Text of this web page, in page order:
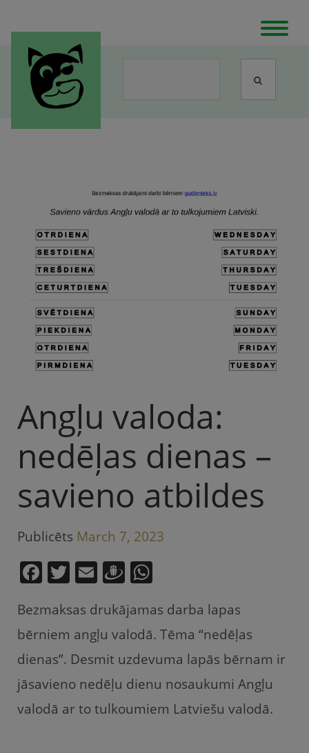
Angļu valoda:
nedēļas dienas –
savieno atbildes
Publicēts March 7, 2023
F
c
e
b
o
o
T
itt
er
E
ai
l
D
u
gi
e
m
at
s
A
p
p
Bezmaksas drukājamas darba lapas
bērniem angļu valodā. Tēma “nedēļas
dienas”. Desmit uzdevuma lapās bērnam ir
jāsavieno nedēļu dienu nosaukumi Angļu
valodā ar to tulkoumiem Latviešu valodā.